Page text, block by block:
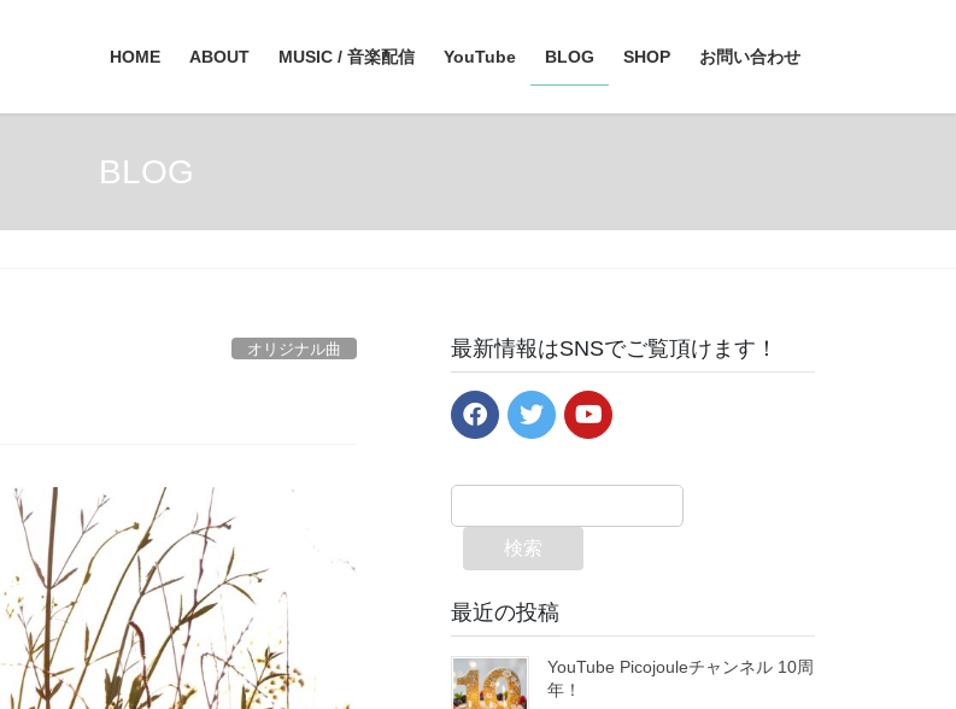
HOME ABOUT MUSIC / 音楽配信 YouTube BLOG SHOP お問い合わせ
BLOG
オリジナル曲 最新情報はSNSでご覧頂けます！
検索
最近の投稿
YouTube Picojouleチャンネル 10周
年！